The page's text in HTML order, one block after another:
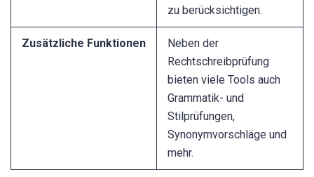
zu berücksichtigen.
Zusätzliche Funktionen
Neben der
Rechtschreibprüfung
bieten viele Tools auch
Grammatik- und
Stilprüfungen,
Synonymvorschläge und
mehr.